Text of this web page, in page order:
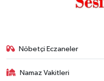
Nöbetçi Eczaneler
Namaz Vakitleri